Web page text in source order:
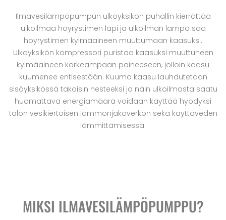
Ilmavesilämpöpumpun ulkoyksikön puhallin kierrättää
ulkoilmaa höyrystimen läpi ja ulkoilman lämpö saa
höyrystimen kylmäaineen muuttumaan kaasuksi.
Ulkoyksikön kompressori puristaa kaasuksi muuttuneen
kylmäaineen korkeampaan paineeseen, jolloin kaasu
kuumenee entisestään. Kuuma kaasu lauhdutetaan
sisäyksikössä takaisin nesteeksi ja näin ulkoilmasta saatu
huomattava energiamäärä voidaan käyttää hyödyksi
talon vesikiertoisen lämmönjakoverkon sekä käyttöveden
lämmittämisessä.
MIKSI ILMAVESILÄMPÖPUMPPU?